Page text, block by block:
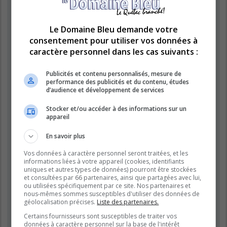
responsable des conditions suivantes. Si vous n’acceptez pas d’être
légalement responsable de toutes les conditions suivantes, veuillez ne
pas utiliser et accéder à « LE DOMAINE BLEU ». Nous pouvons modifier
ces conditions à n’importe quel moment et nous essaierons de vous
informer de ces modifications, bien que nous vous conseillons de vérifier
régulièrement par vous-même. En effet, si vous continuez à participer à
mises à jour.
Nos forums sont développés par phpBB (désignés ci-après par « logiciel
phpBB » et « phpBB Limited ») qui est un logiciel de forum de discussions
déclaré sous la «licence publique générale GNU 2.0
» et qui peut être
téléchargé surle site de phpBB
seul but de faciliter les discussions sur internet et phpBB Limited ne peut
en aucun cas être tenu comme responsable de la conduite et du contenu
d’informations concernant phpBB, veuillez consulterle site de phpBB
(en anglais).
Vous acceptez de ne publier aucun contenu à caractère abusif, obscène,
vulgaire, diffamatoire, choquant, menaçant, pornographique, etc. qui
pourrait transgresser la législation de votre pays, du pays dans lequel le
serveur de « LE DOMAINE BLEU » est hébergé ou encore la loi
internationale. Si vous ne respectez pas ces dispositions, vous vous
exposez à un bannissement immédiat et définitif et nous nous réservons
Le Domaine Bleu demande votre
consentement pour utiliser vos données à
caractère personnel dans les cas suivants :
Publicités et contenu personnalisés, mesure de
performance des publicités et du contenu, études
d’audience et développement de services
Stocker et/ou accéder à des informations sur un
appareil
En savoir plus
Vos données à caractère personnel seront traitées, et les
informations liées à votre appareil (cookies, identifiants
uniques et autres types de données) pourront être stockées
et consultées par 66 partenaires, ainsi que partagées avec lui,
ou utilisées spécifiquement par ce site. Nos partenaires et
nous-mêmes sommes susceptibles d'utiliser des données de
géolocalisation précises. Liste des partenaires.
Certains fournisseurs sont susceptibles de traiter vos
données à caractère personnel sur la base de l'intérêt